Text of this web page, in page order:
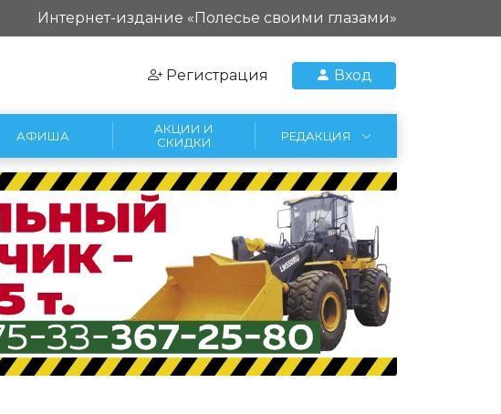
Интернет-издание «Полесье своими глазами»
Регистрация Вход
АФИША
АКЦИИ И
СКИДКИ
РЕДАКЦИЯ